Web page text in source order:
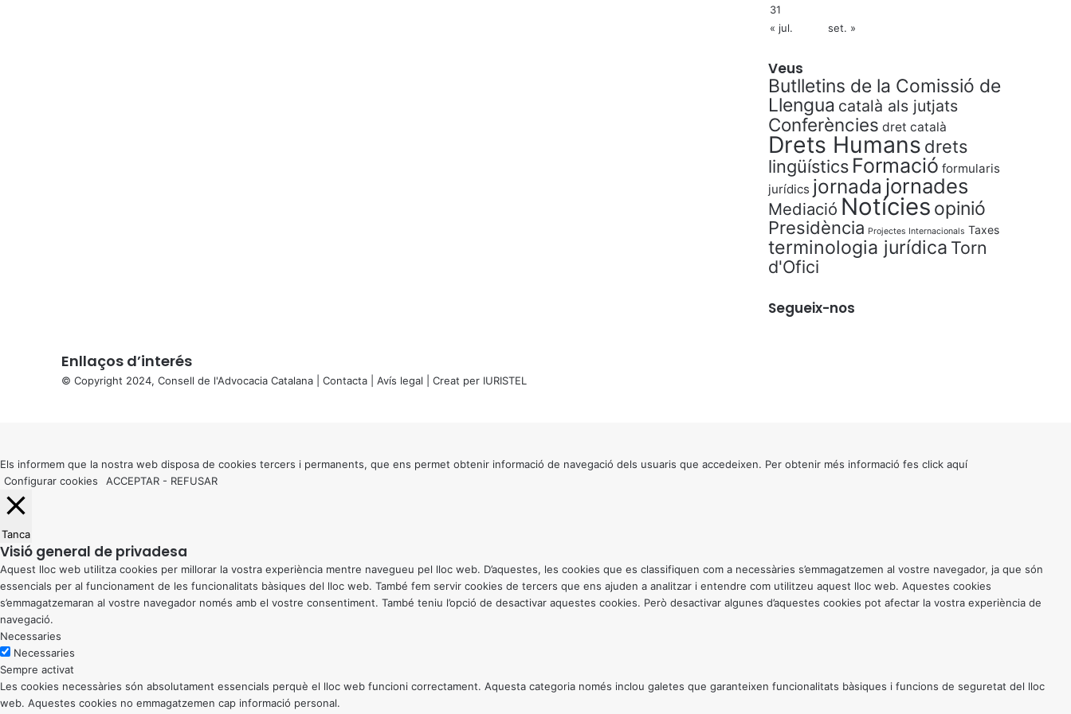
31
« jul.
set. »
Veus
Butlletins de la Comissió de
Llengua català als jutjats
Conferències dret català
Drets Humans drets
lingüístics Formació formularis
jurídics jornada jornades
Mediació Notícies opinió
Presidència Projectes Internacionals Taxes
terminologia jurídica Torn
d'Ofici
Segueix-nos
Enllaços d’interés
© Copyright 2024, Consell de l'Advocacia Catalana | Contacta Avís legal | Creat per IURISTEL
button
Els informem que la nostra web disposa de cookies tercers i permanents, que ens permet obtenir informació de navegació dels usuaris que accedeixen. Per obtenir més informació fes click aquí
Configurar cookies
ACCEPTAR - REFUSAR
Tanca
Visió general de privadesa
Aquest lloc web utilitza cookies per millorar la vostra experiència mentre navegueu pel lloc web. D’aquestes, les cookies que es classifiquen com a necessàries s’emmagatzemen al vostre navegador, ja que són
essencials per al funcionament de les funcionalitats bàsiques del lloc web. També fem servir cookies de tercers que ens ajuden a analitzar i entendre com utilitzeu aquest lloc web. Aquestes cookies
s’emmagatzemaran al vostre navegador només amb el vostre consentiment. També teniu l’opció de desactivar aquestes cookies. Però desactivar algunes d’aquestes cookies pot afectar la vostra experiència de
navegació.
Necessaries
Necessaries
Sempre activat
Les cookies necessàries són absolutament essencials perquè el lloc web funcioni correctament. Aquesta categoria només inclou galetes que garanteixen funcionalitats bàsiques i funcions de seguretat del lloc
web. Aquestes cookies no emmagatzemen cap informació personal.